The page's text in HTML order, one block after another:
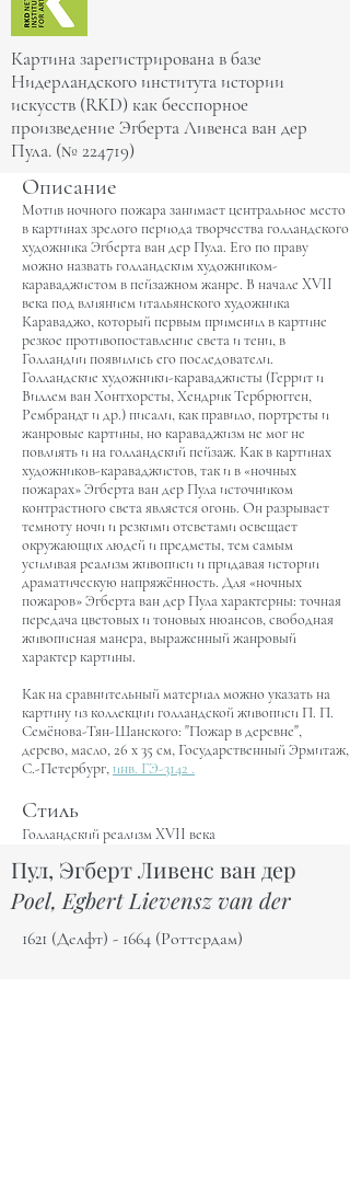
Картина зарегистрирована в базе
Нидерландского института истории
искусств (RKD) как бесспорное
произведение Эгберта Ливенса ван дер
Пула. (№ 224719)
Описание
Мотив ночного пожара занимает центральное место
в картинах зрелого периода творчества голландского
художника Эгберта ван дер Пула. Его по праву
можно назвать голландским художником-
караваджистом в пейзажном жанре. В начале XVII
века под влиянием итальянского художника
Караваджо, который первым применил в картине
резкое противопоставление света и тени, в
Голландии появились его последователи.
Голландские художники-караваджисты (Геррит и
Виллем ван Хонтхорсты, Хендрик Тербрюгген,
Рембрандт и др.) писали, как правило, портреты и
жанровые картины, но караваджизм не мог не
повлиять и на голландский пейзаж. Как в картинах
художников-караваджистов, так и в «ночных
пожарах» Эгберта ван дер Пула источником
контрастного света является огонь. Он разрывает
темноту ночи и резкими отсветами освещает
окружающих людей и предметы, тем самым
усиливая реализм живописи и придавая истории
драматическую напряжённость. Для «ночных
пожаров» Эгберта ван дер Пула характерны: точная
передача цветовых и тоновых нюансов, свободная
живописная манера, выраженный жанровый
характер картины.
Как на сравнительный материал можно указать на
картину из коллекции голландской живописи П. П.
Семёнова-Тян-Шанского: "Пожар в деревне",
дерево, масло, 26 х 35 см, Государственный Эрмитаж,
С.-Петербург, инв. ГЭ-3142 .
Стиль
Голландский реализм XVII века
Пул, Эгберт Ливенс ван дер
Poel, Egbert Lievensz van der
1621 (Делфт) - 1664 (Роттердам)